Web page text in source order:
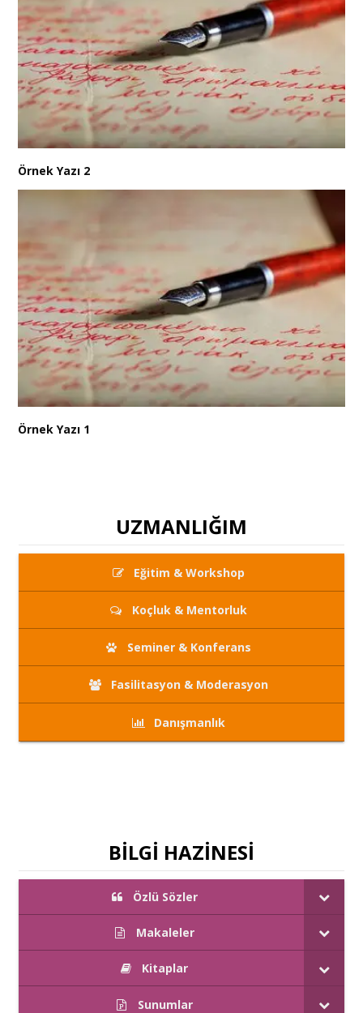
Örnek Yazı 2
Örnek Yazı 1
UZMANLIĞIM
Eğitim & Workshop
Koçluk & Mentorluk
Seminer & Konferans
Fasilitasyon & Moderasyon
Danışmanlık
BİLGİ HAZİNESİ
Özlü Sözler
Makaleler
Kitaplar
Sunumlar